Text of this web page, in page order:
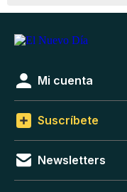
Mi cuenta
Suscríbete
Newsletters